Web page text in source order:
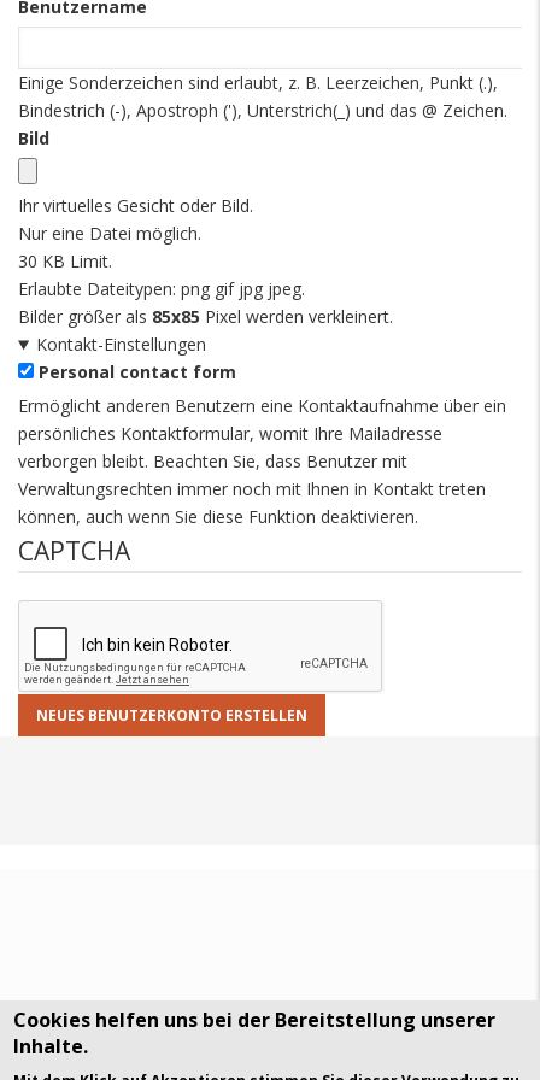
Benutzername
Einige Sonderzeichen sind erlaubt, z. B. Leerzeichen, Punkt (.),
Bindestrich (-), Apostroph ('), Unterstrich(_) und das @ Zeichen.
Bild
Ihr virtuelles Gesicht oder Bild.
Nur eine Datei möglich.
30 KB Limit.
Erlaubte Dateitypen: png gif jpg jpeg.
Bilder größer als 85x85 Pixel werden verkleinert.
Kontakt-Einstellungen
Personal contact form
Ermöglicht anderen Benutzern eine Kontaktaufnahme über ein
persönliches Kontaktformular, womit Ihre Mailadresse
verborgen bleibt. Beachten Sie, dass Benutzer mit
Verwaltungsrechten immer noch mit Ihnen in Kontakt treten
können, auch wenn Sie diese Funktion deaktivieren.
CAPTCHA
Cookies helfen uns bei der Bereitstellung unserer
Inhalte.